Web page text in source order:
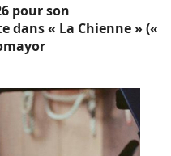
pour son
« La Chienne » («